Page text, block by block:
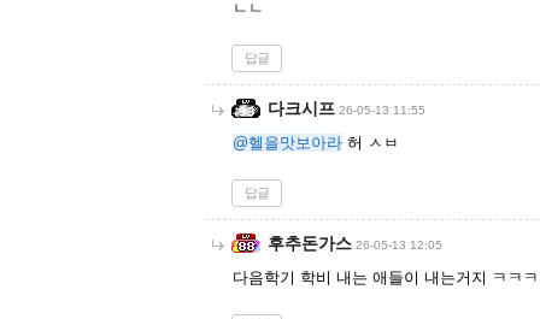
ㄴㄴ
답글
다크시프 26-05-13 11:55
@헬을맛보아라 허 ㅅㅂ
답글
후추돈가스 26-05-13 12:05
다음학기 학비 내는 애들이 내는거지 ㅋㅋ